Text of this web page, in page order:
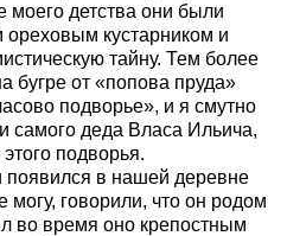
детства они были
кустарником и
тайну. Тем более
бугре от «попова пруда»
подворье», и я смутно
самого деда Власа Ильича,
подворья.
появился в нашей деревне
могу, говорили, что он родом
во время оно крепостным